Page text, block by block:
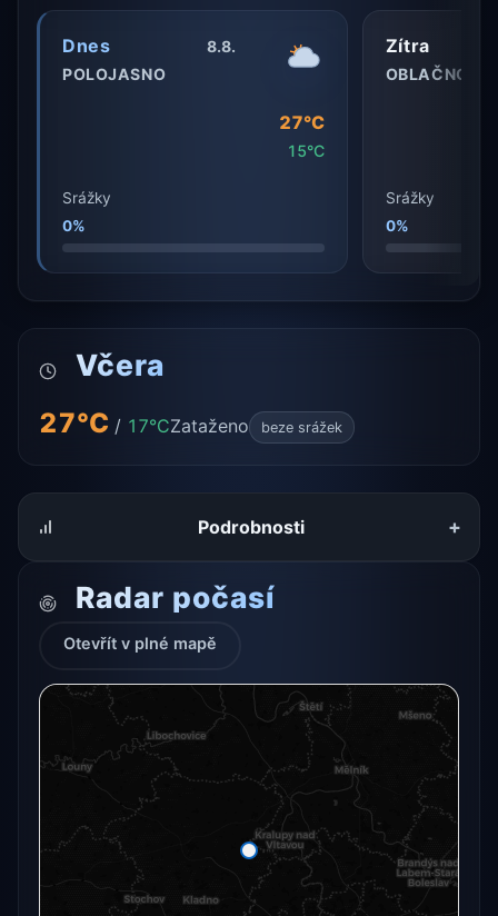
Dnes
8.8.
POLOJASNO
27°C
15°C
Srážky
0%
Zítra
OBLAČNO
Srážky
0%
Včera
27°C / 17°CZataženo beze srážek
Podrobnosti +
Radar počasí
Otevřít v plné mapě
Radarový snímek momentálně není dostupný.
Otevřít v plné mapě
Zkusit znovu
Otevřít v plné mapě →